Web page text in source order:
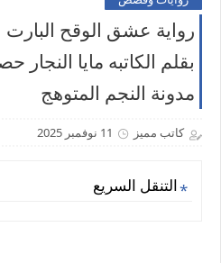
رواية عشق الوقح
بقلم الكاتبه مايا
مدونة النجم المتوهج
كاتب مميز 11 نوفمبر 2025
التنقل السريع